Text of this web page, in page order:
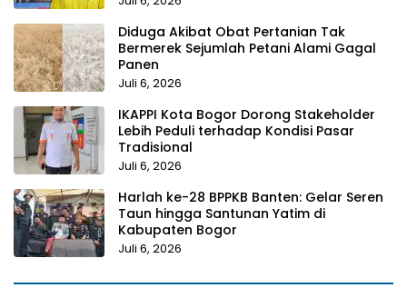
Diduga Akibat Obat Pertanian Tak
Bermerek Sejumlah Petani Alami Gagal
Panen
Juli 6, 2026
IKAPPI Kota Bogor Dorong Stakeholder
Lebih Peduli terhadap Kondisi Pasar
Tradisional
Juli 6, 2026
Harlah ke-28 BPPKB Banten: Gelar Seren
Taun hingga Santunan Yatim di
Kabupaten Bogor
Juli 6, 2026